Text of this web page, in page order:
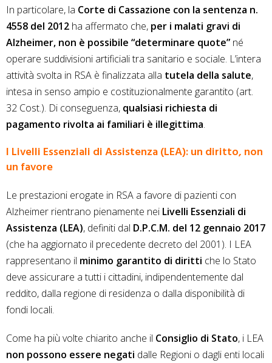
In particolare, la Corte di Cassazione con la sentenza n.
4558 del 2012 ha affermato che, per i malati gravi di
Alzheimer, non è possibile “determinare quote” né
operare suddivisioni artificiali tra sanitario e sociale. L’intera
attività svolta in RSA è finalizzata alla tutela della salute,
intesa in senso ampio e costituzionalmente garantito (art.
32 Cost.). Di conseguenza, qualsiasi richiesta di
pagamento rivolta ai familiari è illegittima.
I Livelli Essenziali di Assistenza (LEA): un diritto, non
un favore
Le prestazioni erogate in RSA a favore di pazienti con
Alzheimer rientrano pienamente nei Livelli Essenziali di
Assistenza (LEA), definiti dal D.P.C.M. del 12 gennaio 2017
(che ha aggiornato il precedente decreto del 2001). I LEA
rappresentano il minimo garantito di diritti che lo Stato
deve assicurare a tutti i cittadini, indipendentemente dal
reddito, dalla regione di residenza o dalla disponibilità di
fondi locali.
Come ha più volte chiarito anche il Consiglio di Stato, i LEA
non possono essere negati dalle Regioni o dagli enti locali